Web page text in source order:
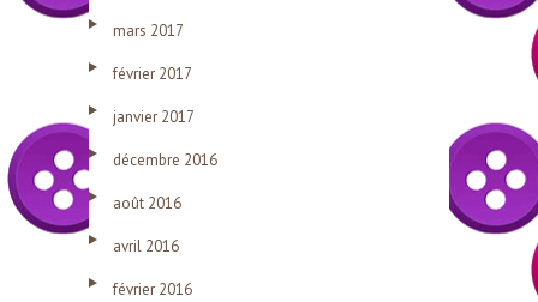
mars 2017
février 2017
janvier 2017
décembre 2016
août 2016
avril 2016
février 2016